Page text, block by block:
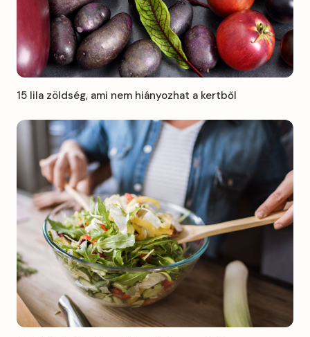
15 lila zöldség, ami nem hiányozhat a kertből